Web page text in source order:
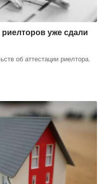
уже сдали
об аттестации риелтора.